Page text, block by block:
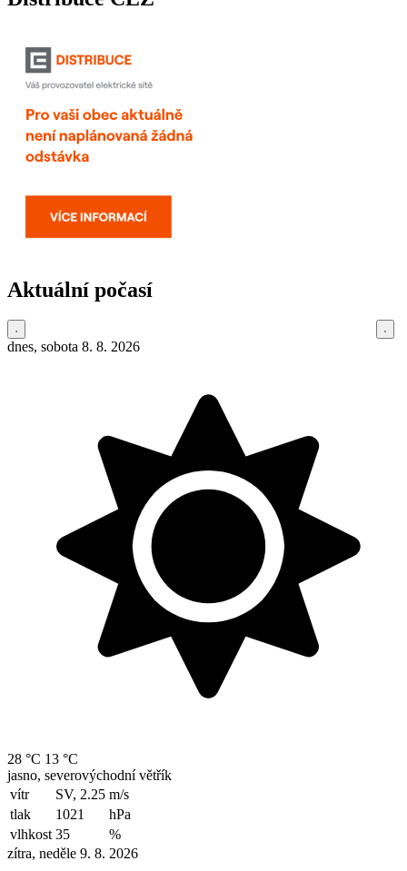
Aktuální počasí
dnes, sobota 8. 8. 2026
28 °C 13 °C
jasno, severovýchodní větřík
vítr
SV, 2.25 m/s
tlak
1021
hPa
vlhkost 35
%
zítra, neděle 9. 8. 2026